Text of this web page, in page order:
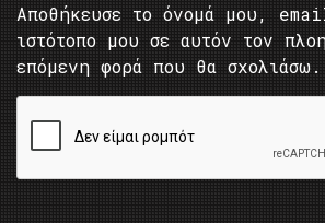
Αποθήκευσε το όνομά μου,
ιστότοπο μου σε αυτόν τον
επόμενη φορά που θα σχολιάσω.